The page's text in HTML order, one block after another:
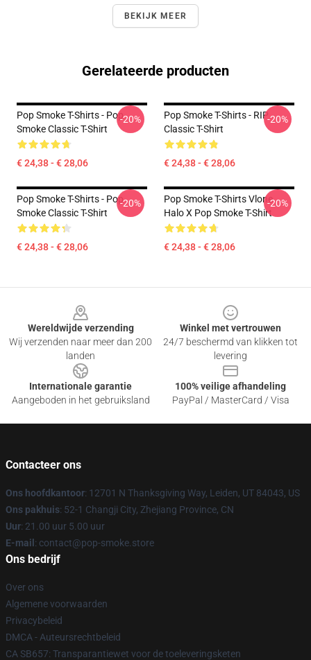
BEKIJK MEER
Gerelateerde producten
Pop Smoke T-Shirts - Pop
Smoke Classic T-Shirt
€ 24,38 - € 28,06
-20%
Pop Smoke T-Shirts - RIP
Classic T-Shirt
€ 24,38 - € 28,06
-20%
Pop Smoke T-Shirts - Pop
Smoke Classic T-Shirt
€ 24,38 - € 28,06
-20%
Pop Smoke T-Shirts Vlone
Halo X Pop Smoke T-Shirt
€ 24,38 - € 28,06
-20%
Wereldwijde verzending
Wij verzenden naar meer dan 200
landen
Winkel met vertrouwen
24/7 beschermd van klikken tot
levering
Internationale garantie
Aangeboden in het gebruiksland
100% veilige afhandeling
PayPal / MasterCard / Visa
Contacteer ons
Ons hoofdkantoor: 12701 N Thanksgiving Way, Leiden, UT 84043, US
Ons pakhuis: 52-1 Changji City, Zhejiang Province, CN
Uur: 21.00 uur 5.00 uur
E-mail : contact@pop-smoke.store
Ons bedrijf
Over ons
Algemene voorwaarden
Privacybeleid
DMCA - Auteursrechtbeleid
CA SB657: Transparantiewet voor de toeleveringsketen